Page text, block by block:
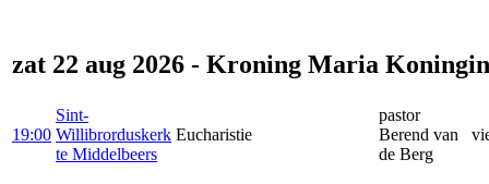
zat 22 aug 2026 - Kroning Maria Koningin
19:00
Sint-
Willibrorduskerk
te Middelbeers
Eucharistie
pastor
Berend van
de Berg